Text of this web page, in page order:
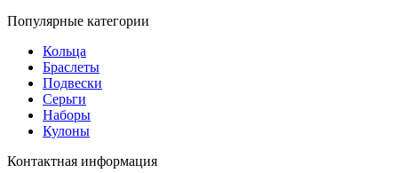
Популярные категории
Кольца
Браслеты
Подвески
Серьги
Наборы
Кулоны
Контактная информация